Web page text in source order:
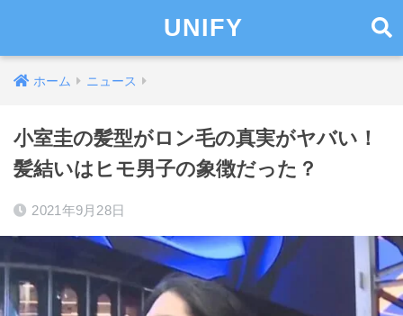
UNIFY
ホーム ニュース
小室圭の髪型がロン毛の真実がヤバい！
髪結いはヒモ男子の象徴だった？
2021年9月28日